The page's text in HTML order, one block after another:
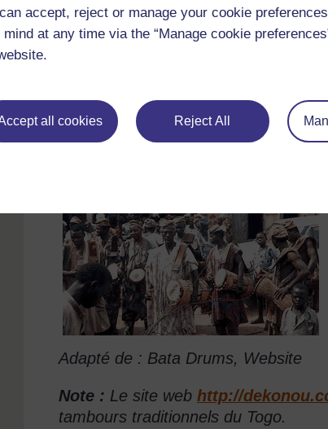
accept, reject or manage your cookie
mind at any time via the “Manage cookie
all cookies Reject All
Adapté de : Bata Drums, Website
Note : Le site webhttp://
tambours traditionnels du Togo.